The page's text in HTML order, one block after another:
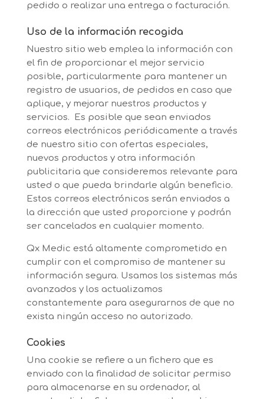
pedido o realizar una entrega o facturación.
Uso de la información recogida
Nuestro sitio web emplea la información con
el fin de proporcionar el mejor servicio
posible, particularmente para mantener un
registro de usuarios, de pedidos en caso que
aplique, y mejorar nuestros productos y
servicios. Es posible que sean enviados
correos electrónicos periódicamente a través
de nuestro sitio con ofertas especiales,
nuevos productos y otra información
publicitaria que consideremos relevante para
usted o que pueda brindarle algún beneficio.
Estos correos electrónicos serán enviados a
la dirección que usted proporcione y podrán
ser cancelados en cualquier momento.
Qx Medic está altamente comprometido en
cumplir con el compromiso de mantener su
información segura. Usamos los sistemas más
avanzados y los actualizamos
constantemente para asegurarnos de que no
exista ningún acceso no autorizado.
Cookies
Una cookie se refiere a un fichero que es
enviado con la finalidad de solicitar permiso
para almacenarse en su ordenador, al